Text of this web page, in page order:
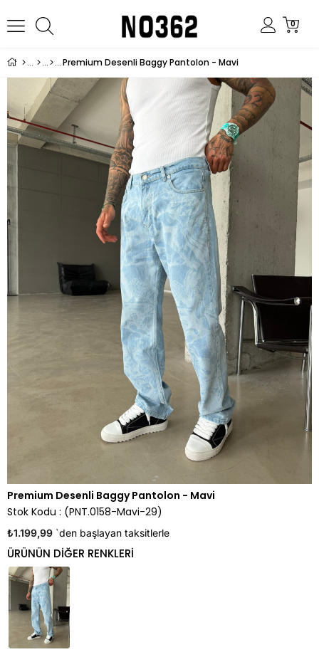
0
Premium Desenli Baggy Pantolon - Mavi
Premium Desenli Baggy Pantolon - Mavi
Stok Kodu
(PNT.0158-Mavi-29)
₺1.199,99 `den başlayan taksitlerle